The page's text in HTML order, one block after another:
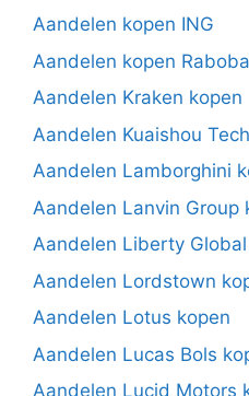
Aandelen kopen ING
Aandelen kopen
Aandelen Kraken kopen
Aandelen Kuaishou
Aandelen Lamborghini
Aandelen Lanvin Group
Aandelen Liberty
Aandelen Lordstown
Aandelen Lotus kopen
Aandelen Lucas Bols
Aandelen Lucid Motors